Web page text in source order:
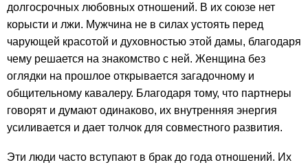
долгосрочных любовных отношений. В их союзе нет
корысти и лжи. Мужчина не в силах устоять перед
чарующей красотой и духовностью этой дамы, благодаря
чему решается на знакомство с ней. Женщина без
оглядки на прошлое открывается загадочному и
общительному кавалеру. Благодаря тому, что партнеры
говорят и думают одинаково, их внутренняя энергия
усиливается и дает толчок для совместного развития.
Эти люди часто вступают в брак до года отношений. Их